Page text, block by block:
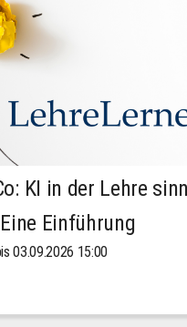
KI in der Lehre
Einführung
03.09.2026 15:00
102 (Seminarraum Servicestelle